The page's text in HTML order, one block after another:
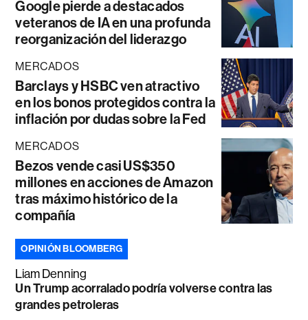
Google pierde a destacados
veteranos de IA en una profunda
reorganización del liderazgo
MERCADOS
Barclays y HSBC ven atractivo
en los bonos protegidos contra la
inflación por dudas sobre la Fed
MERCADOS
Bezos vende casi US$350
millones en acciones de Amazon
tras máximo histórico de la
compañía
OPINIÓN BLOOMBERG
Liam Denning
Un Trump acorralado podría volverse contra las
grandes petroleras